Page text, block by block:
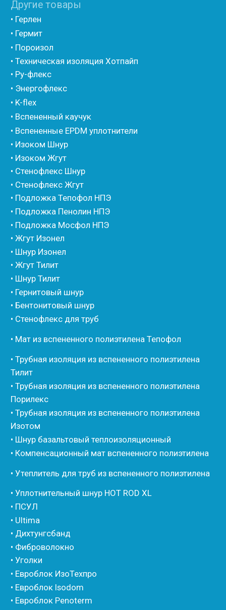
• Уплотнительный шнур HOT ROD XL
• ПСУЛ
• Ultima
• Дихтунгсбанд
• Фиброволокно
• Уголки
• Евроблок Isodom
• Евроблок Penoterm
• Евроблок Стенофон